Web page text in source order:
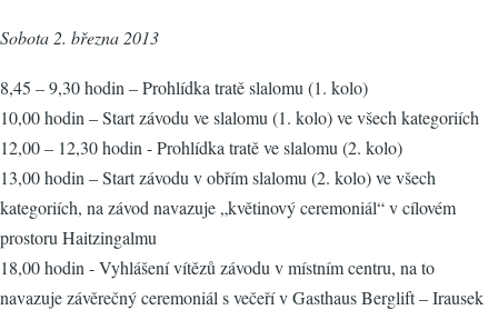
Sobota 2. března 2013
8,45 – 9,30 hodin – Prohlídka tratě slalomu (1. kolo)
10,00 hodin – Start závodu ve slalomu (1. kolo) ve všech kategoriích
12,00 – 12,30 hodin - Prohlídka tratě ve slalomu (2. kolo)
13,00 hodin – Start závodu v obřím slalomu (2. kolo) ve všech
kategoriích, na závod navazuje „květinový ceremoniál“ v cílovém
prostoru Haitzingalmu
18,00 hodin - Vyhlášení vítězů závodu v místním centru, na to
navazuje závěrečný ceremoniál s večeří v Gasthaus Berglift – Irausek